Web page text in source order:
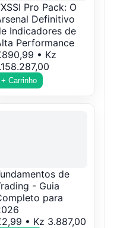
Pro Pack: O
Definitivo
Indicadores de
Performance
• Kz
+ Carrinho
de
- Guia
para
• Kz 3.887,00